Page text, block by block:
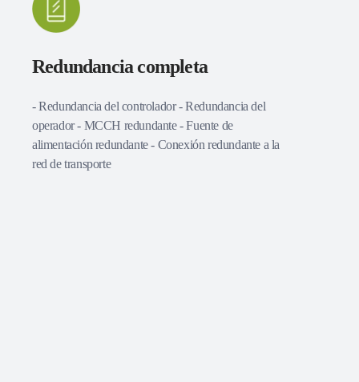
Redundancia completa
- Redundancia del controlador - Redundancia del
operador - MCCH redundante - Fuente de
alimentación redundante - Conexión redundante a la
red de transporte